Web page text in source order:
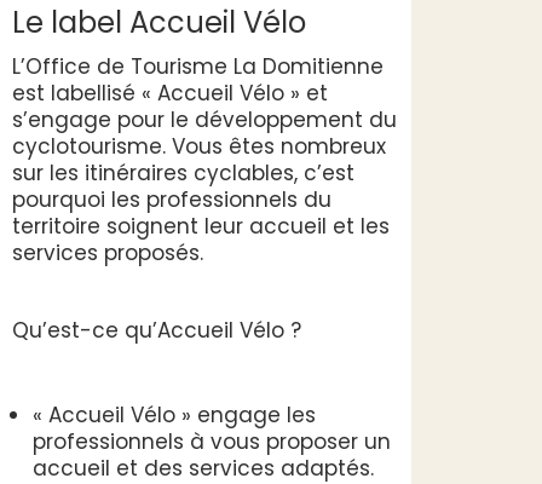
Le label Accueil Vélo
L’Office de Tourisme La Domitienne
est labellisé « Accueil Vélo » et
s’engage pour le développement du
cyclotourisme. Vous êtes nombreux
sur les itinéraires cyclables, c’est
pourquoi les professionnels du
territoire soignent leur accueil et les
services proposés.
Qu’est-ce qu’Accueil Vélo ?
« Accueil Vélo » engage les
professionnels à vous proposer un
accueil et des services adaptés.